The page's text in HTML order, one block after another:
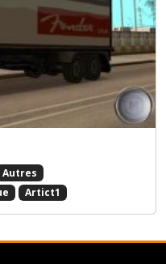
Autres
Artict1